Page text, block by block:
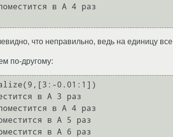
в А 4 раз
что неправильно, ведь на единицу
по-другому:
0.01:1])
в А 3 раз
в А 4 раз
в А 5 раз
в А 6 раз